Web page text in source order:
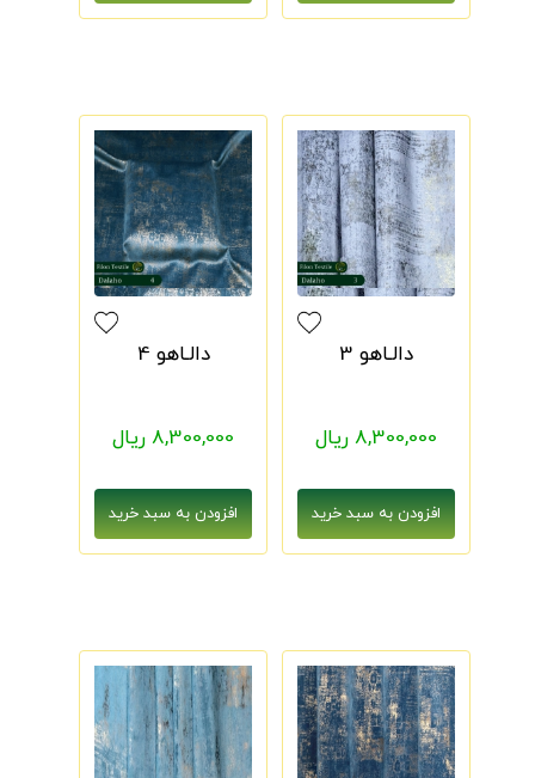
دالـاهو 3
8,300,000 ریال
دالـاهو 4
8,300,000 ریال